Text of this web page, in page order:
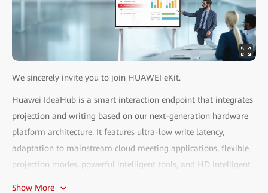
We sincerely invite you to join HUAWEI eKit.
Huawei IdeaHub is a smart interaction endpoint that integrates
projection and writing based on our next-generation hardware
platform architecture. It features ultra-low write latency,
adaptation to mainstream cloud meeting applications, flexible
projection modes, powerful intelligent tools, and HD intelligent
Show More